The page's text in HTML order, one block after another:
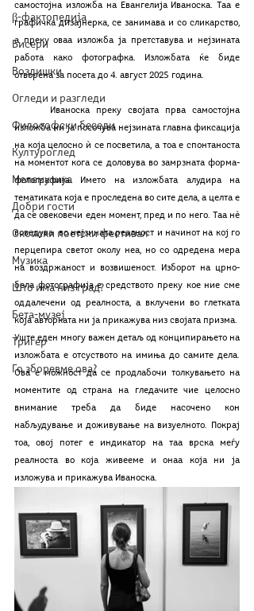
β-фактопедија
Бисери
Воздишки
Огледи и разгледи
Философски беседи
Културоглед
Мелемузика
Добри гости
Скопски поетски фестивал
Музика
Што има низ град?
Бета-музеј
Тригер
Го зборевме ова?
самостојна изложба на Евангелија Иваноска. Таа е
графичка дизајнерка, се занимава и со сликарство,
а преку оваа изложба ја претставува и нејзината
работа како фотографка. Изложбата ќе биде
отворена за посета до 4. август 2025 година.
изложба ни ја посочува нејзината главна фиксација
на која целосно ѝ се посветила, а тоа е спонтаноста
на моментот кога се доловува во замрзната форма-
фотографија. Името на изложбата алудира на
тематиката која е проследена во сите дела, а целта е
да се овековечи еден момент, пред и по него. Таа нѐ
воведува  во нејзината реалност и начинот на кој го
перцепира светот околу неа, но со одредена мера
на воздржаност и возвишеност. Изборот на црно-
бела фотографија е средството преку кое ние сме
оддалечени од реалноста, а вклучени во глетката
која авторката ни ја прикажува низ својата призма.
Уште еден многу важен детаљ од конципирањето на
изложбата е отсуството на имиња до самите дела.
Ова е можност да се продлабочи толкувањето на
моментите од страна на гледачите чие целосно
внимание треба да биде насочено кон
набљудување и доживување на визуелното. Покрај
тоа, овој потег е индикатор на таа врска меѓу
реалноста во која живееме и онаа која ни ја
изложува и прикажува Иваноска.